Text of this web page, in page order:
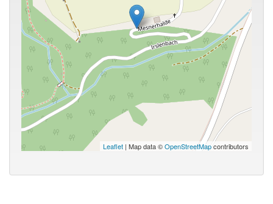
Leaflet | Map data ©OpenStreetMapcontributors